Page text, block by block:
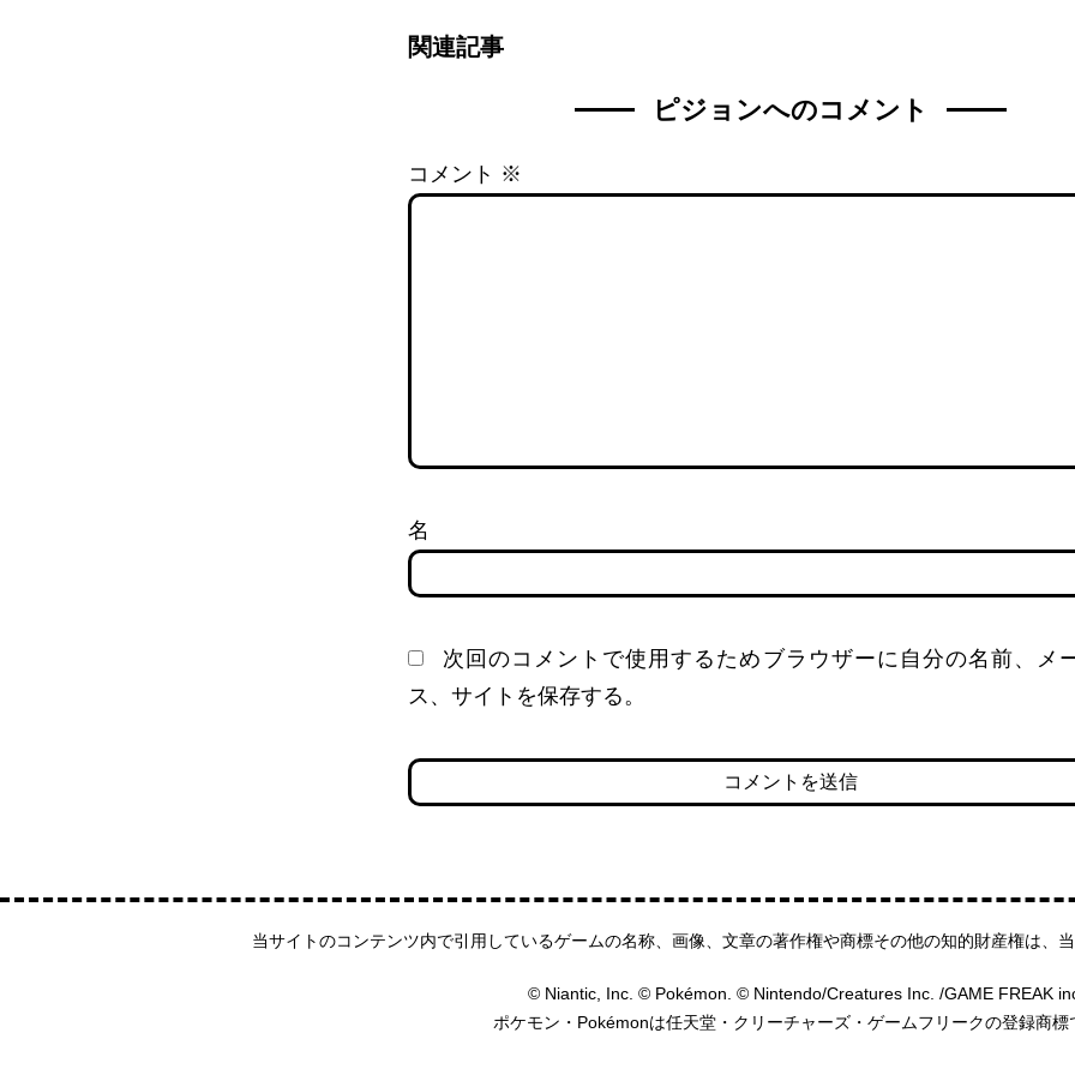
関連記事
ピジョンへのコメント
コメント ※
名
次回のコメントで使用するためブラウザーに自分の名前、メ
ス、サイトを保存する。
当サイトのコンテンツ内で引用しているゲームの名称、画像、文章の著作権や商標その他の知的財産権は、
© Niantic, Inc. © Pokémon. © Nintendo/Creatures Inc. /GAME FREAK
ポケモン・Pokémonは任天堂・クリーチャーズ・ゲームフリークの登録商標